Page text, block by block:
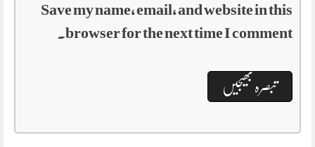
Save my name, email, and website in this
browser for the next time I comment.